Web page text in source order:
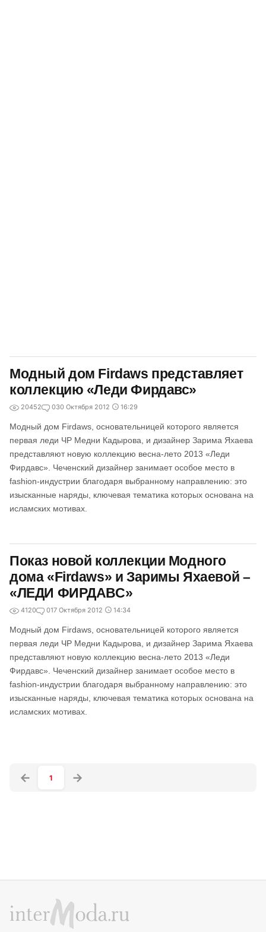
Модный дом Firdaws представляет
коллекцию «Леди Фирдавс»
20452 030 Октября 2012 16:29
Модный дом Firdaws, основательницей которого является
первая леди ЧР Медни Кадырова, и дизайнер Зарима Яхаева
представляют новую коллекцию весна-лето 2013 «Леди
Фирдавс». Чеченский дизайнер занимает особое место в
fashion-индустрии благодаря выбранному направлению: это
изысканные наряды, ключевая тематика которых основана на
исламских мотивах.
Показ новой коллекции Модного
дома «Firdaws» и Заримы Яхаевой –
«ЛЕДИ ФИРДАВС»
4120 017 Октября 2012 14:34
Модный дом Firdaws, основательницей которого является
первая леди ЧР Медни Кадырова, и дизайнер Зарима Яхаева
представляют новую коллекцию весна-лето 2013 «Леди
Фирдавс». Чеченский дизайнер занимает особое место в
fashion-индустрии благодаря выбранному направлению: это
изысканные наряды, ключевая тематика которых основана на
исламских мотивах.
1